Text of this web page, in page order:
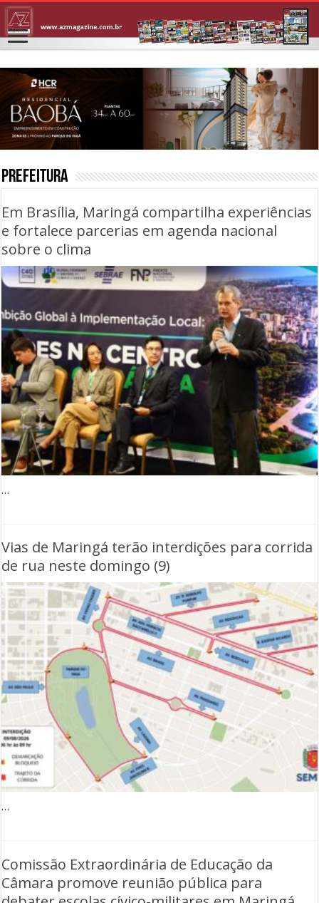
PREFEITURA
Em Brasília, Maringá compartilha experiências
e fortalece parcerias em agenda nacional
sobre o clima
…
Vias de Maringá terão interdições para corrida
de rua neste domingo (9)
…
Comissão Extraordinária de Educação da
Câmara promove reunião pública para